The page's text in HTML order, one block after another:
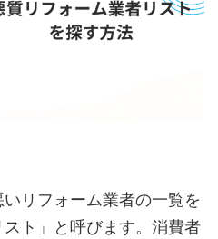
リフォーム業者の一覧を
スト」と呼びます。消費者